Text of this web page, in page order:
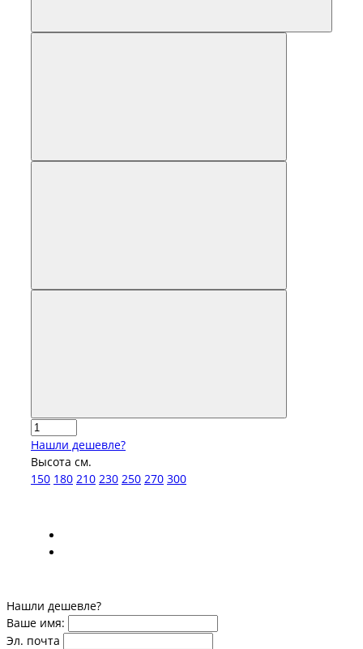
Нашли дешевле?
Высота см.
150 180 210 230 250 270 300
Нашли дешевле?
Ваше имя:
Эл. почта